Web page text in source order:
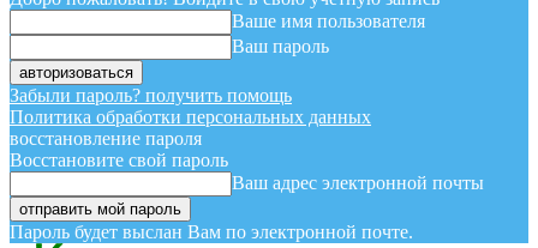
Ваше имя пользователя
Ваш пароль
Забыли пароль? получить помощь
Политика обработки персональных данных
восстановление пароля
Восстановите свой пароль
Ваш адрес электронной почты
Пароль будет выслан Вам по электронной почте.